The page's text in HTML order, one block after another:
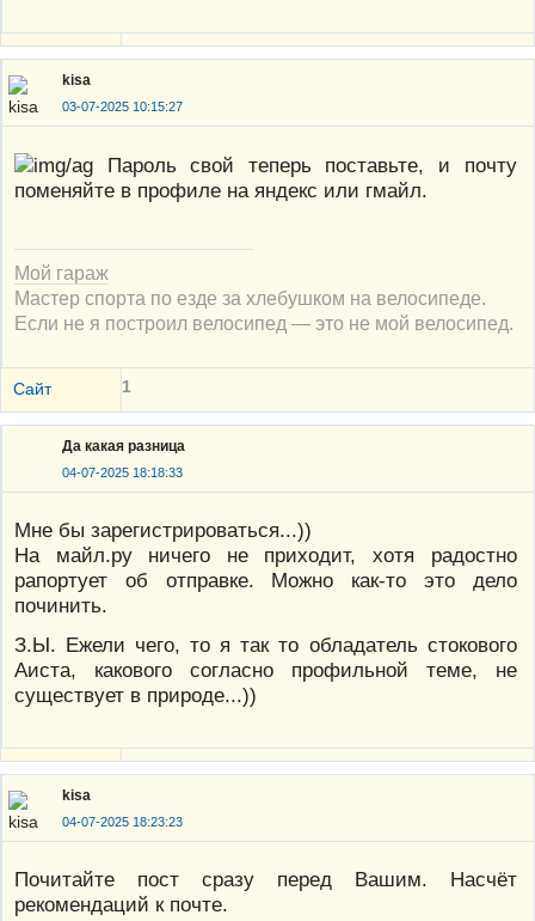
kisa
03-07-2025 10:15:27
Пароль свой теперь поставьте, и почту
поменяйте в профиле на яндекс или гмайл.
Мой гараж
Мастер спорта по езде за хлебушком на велосипеде.
Если не я построил велосипед — это не мой велосипед.
Сайт 1
Да какая разница
04-07-2025 18:18:33
Мне бы зарегистрироваться...))
На майл.ру ничего не приходит, хотя радостно
рапортует об отправке. Можно как-то это дело
починить.
З.Ы. Ежели чего, то я так то обладатель стокового
Аиста, какового согласно профильной теме, не
существует в природе...))
kisa
04-07-2025 18:23:23
Почитайте пост сразу перед Вашим. Насчёт
рекомендаций к почте.